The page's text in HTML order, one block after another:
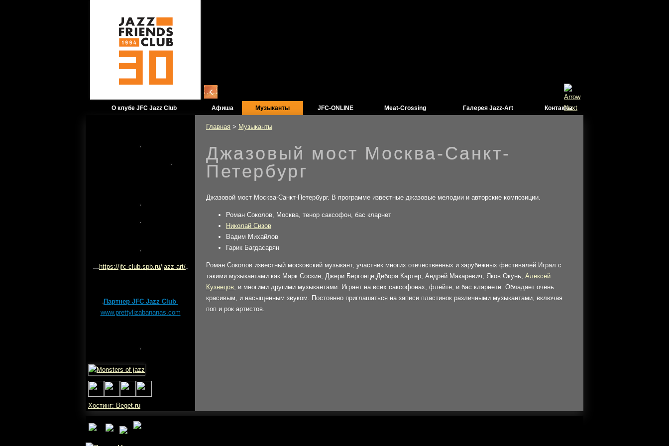
О клубе JFC Jazz Club Афиша Музыканты JFC-ONLINE Meat-Crossing Галерея Jazz-Art Контакты
https://jfc-club.spb.ru/jazz-art/
Партнер JFC Jazz Club
www.prettylizabananas.com
Хостинг: Beget.ru
Главная > Музыканты
Джазовый мост Москва-Санкт-
Петербург
Джазовой мост Москва-Санкт-Петербург. В программе известные джазовые мелодии и авторские композиции.
Роман Соколов, Москва, тенор саксофон, бас кларнет
Николай Сизов
Вадим Михайлов
Гарик Багдасарян
Роман Соколов известный московский музыкант, участник многих отечественных и зарубежных фестивалей.Играл с
такими музыкантами как Марк Соскин, Джери Бергонце,Дебора Картер, Андрей Макаревич, Яков Окунь, Алексей
Кузнецов, и многими другими музыкантами. Играет на всех саксофонах, флейте, и бас кларнете. Обладает очень
красивым, и насыщенным звуком. Постоянно приглашаться на записи пластинок различными музыкантами, включая
поп и рок артистов.